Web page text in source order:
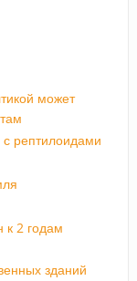
может
рептилоидами
к 2 годам
зданий